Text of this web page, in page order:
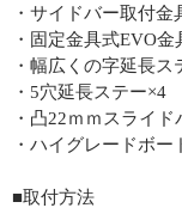
・サイドバー取付金
・固定金具式EVO金
・幅広くの字延長ス
・5穴延長ステー×4
・凸22ｍｍスライド
・ハイグレードボー
■取付方法